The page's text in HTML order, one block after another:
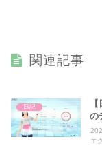
関連記事
日記
の
エ